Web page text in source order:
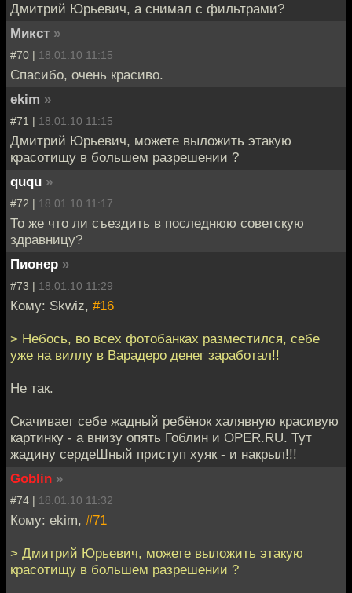
Дмитрий Юрьевич, а снимал с фильтрами?
Микст »
#70 | 18.01.10 11:15
Спасибо, очень красиво.
ekim »
#71 | 18.01.10 11:15
Дмитрий Юрьевич, можете выложить этакую
красотищу в большем разрешении ?
ququ »
#72 | 18.01.10 11:17
То же что ли съездить в последнюю советскую
здравницу?
Пионер »
#73 | 18.01.10 11:29
Кому: Skwiz, #16
> Небось, во всех фотобанках разместился, себе
уже на виллу в Варадеро денег заработал!!
Не так.
Скачивает себе жадный ребёнок халявную красивую
картинку - а внизу опять Гоблин и OPER.RU. Тут
жадину сердеШный приступ хуяк - и накрыл!!!
Goblin »
#74 | 18.01.10 11:32
Кому: ekim, #71
> Дмитрий Юрьевич, можете выложить этакую
красотищу в большем разрешении ?